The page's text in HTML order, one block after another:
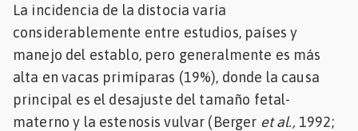
La incidencia de la distocia varía
considerablemente entre estudios, países y
manejo del establo, pero generalmente es más
alta en vacas primíparas (19%), donde la causa
principal es el desajuste del tamaño fetal-
materno y la estenosis vulvar (Berger et al., 1992;